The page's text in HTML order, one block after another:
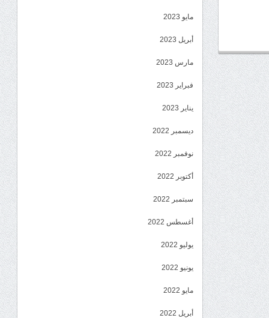
مايو 2023
أبريل 2023
مارس 2023
فبراير 2023
يناير 2023
ديسمبر 2022
نوفمبر 2022
أكتوبر 2022
سبتمبر 2022
أغسطس 2022
يوليو 2022
يونيو 2022
مايو 2022
أبريل 2022